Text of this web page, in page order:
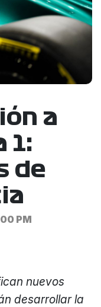
a
1:
de
PM
nuevos
desarrollar la